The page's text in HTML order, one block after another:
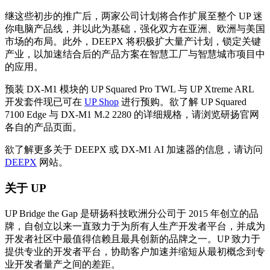
继这些初步的推广后，两家公司计划将合作扩展至整个 UP 迷
你电脑产品线，并以此为基础，强化双方在亚洲、欧洲与美国
市场的布局。此外，DEEPX 将积极扩大量产计划，锁定关键
产业，以加速结合后的产品方案在智慧工厂与智慧城市项目中
的应用。
预装 DX-M1 模块的 UP Squared Pro TWL 与 UP Xtreme ARL
开发套件现已可在 UP Shop 进行预购。欲了解 UP Squared
7100 Edge 与 DX-M1 M.2 2280 的详细规格，请浏览研扬官网
各自的产品页面。
欲了解更多关于 DEEPX 或 DX-M1 AI 加速器的信息，请访问
DEEPX 网站。
关于 UP
UP Bridge the Gap 是研扬科技欧洲分公司于 2015 年创立的品
牌，自创立以来一直致力于为所有人生产开发者平台，并成为
开发者社区中最值得信赖且最具创新的品牌之一。UP 致力于
提供专业的开发者平台，协助客户加速并缩短从最初概念到专
业开发者量产之间的差距。